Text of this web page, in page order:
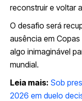
reconstruir e voltar
O desafio será
ausência em
algo inimaginável
mundial.
Leia mais: Sob
2026 em duelo